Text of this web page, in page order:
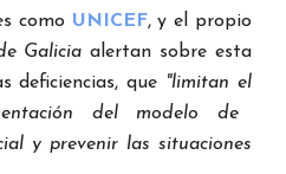
como UNICEF,y el
propio
Galicia alertan sobre esta
deficiencias, que "limitan el
del modelo de
y prevenir las situaciones